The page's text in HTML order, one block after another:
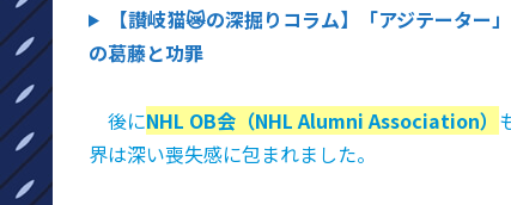
【讃岐猫😿の深掘りコラム】「アジテーター
の葛藤と功罪
後にNHL OB会（NHL Alumni Association）
界は深い喪失感に包まれました。